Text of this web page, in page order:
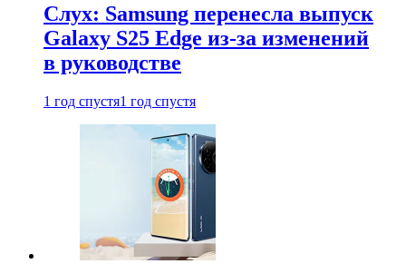
Слух: Samsung перенесла выпуск
Galaxy S25 Edge из-за изменений
в руководстве
1 год спустя1 год спустя